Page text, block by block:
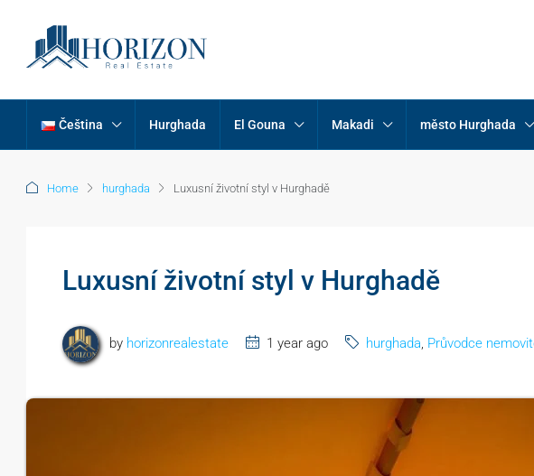
Čeština Hurghada El Gouna Makadi město Hurghada
Home hurghada Luxusní životní styl v Hurghadě
Luxusní životní styl v Hurghadě
by horizonrealestate 1 year ago hurghada, Průvodce